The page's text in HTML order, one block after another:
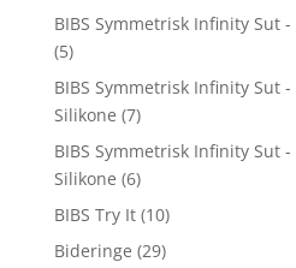
BIBS Symmetrisk Infinity Sut
(5)
BIBS Symmetrisk Infinity Sut
Silikone (7)
BIBS Symmetrisk Infinity Sut
Silikone (6)
BIBS Try It (10)
Bideringe (29)